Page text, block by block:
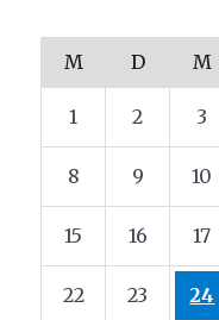
M D M
1 2 3
8 9 10
15 16 17
22 23 24